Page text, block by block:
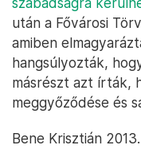
után a Fővárosi
amiben
hangsúlyozták,
másrészt azt írták,
meggyőződése és
Bene Krisztián